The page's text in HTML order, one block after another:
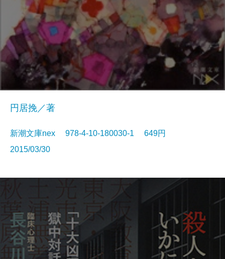
円居挽／著
新潮文庫nex 978-4-10-180030-1 649円
2015/03/30